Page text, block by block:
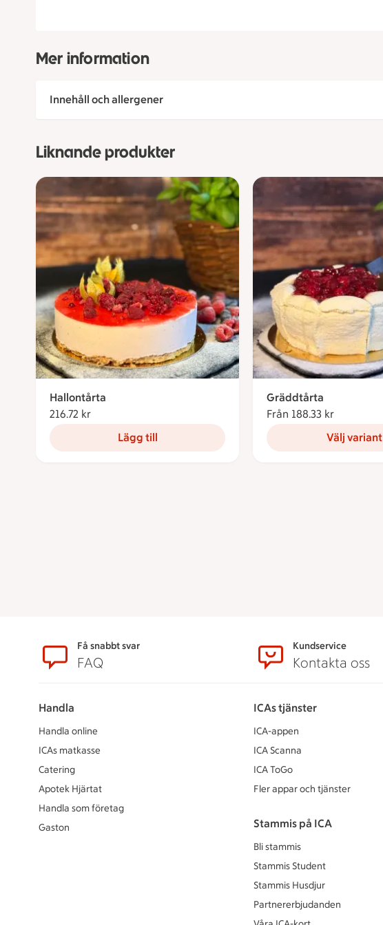
Mer information
Innehåll och allergener
Liknande produkter
Hallontårta
216.72 kr
Lägg till
Gräddtårta
Från 188.33 kr
Välj variant
SidfotFå snabbt svar
FAQ
Kundservice
Kontakta oss
Handla
Handla online
ICAs matkasse
Catering
Apotek Hjärtat
Handla som företag
Gaston
ICAs tjänster
ICA-appen
ICA Scanna
ICA ToGo
Fler appar och tjänster
Stammis på ICA
Bli stammis
Stammis Student
Stammis Husdjur
Partnererbjudanden